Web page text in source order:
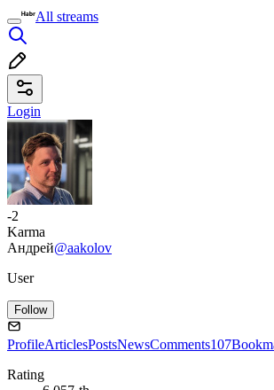
All streams
Login
-2
Karma
Андрей@aakolov
User
Follow
ProfileArticlesPostsNewsComments107
Rating